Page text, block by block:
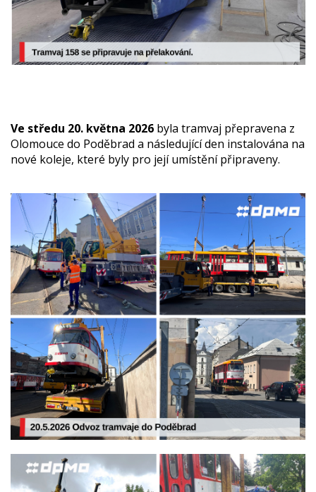
Ve středu 20. května 2026 byla tramvaj přepravena z
Olomouce do Poděbrad a následující den instalována na
nové koleje, které byly pro její umístění připraveny.